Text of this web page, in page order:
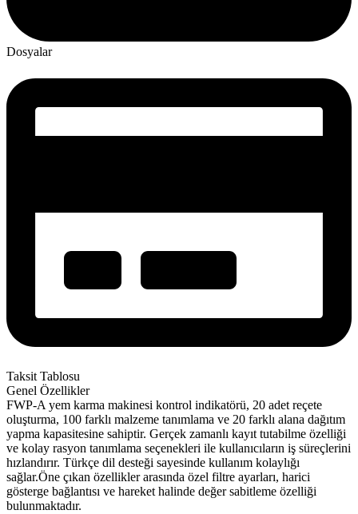
Dosyalar
Taksit Tablosu
Genel Özellikler
FWP-A yem karma makinesi kontrol indikatörü, 20 adet reçete
oluşturma, 100 farklı malzeme tanımlama ve 20 farklı alana dağıtım
yapma kapasitesine sahiptir. Gerçek zamanlı kayıt tutabilme özelliği
ve kolay rasyon tanımlama seçenekleri ile kullanıcıların iş süreçlerini
hızlandırır. Türkçe dil desteği sayesinde kullanım kolaylığı
sağlar.Öne çıkan özellikler arasında özel filtre ayarları, harici
gösterge bağlantısı ve hareket halinde değer sabitleme özelliği
bulunmaktadır.